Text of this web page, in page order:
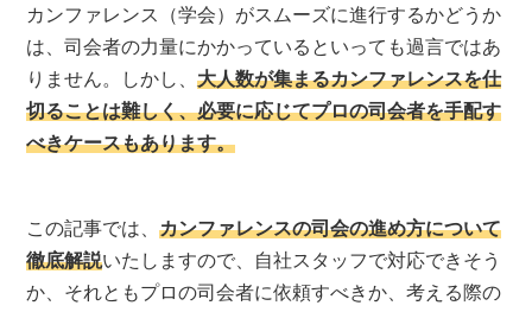
カンファレンス（学会）がスムーズに進行するかどうか
は、司会者の力量にかかっているといっても過言ではあ
りません。しかし、大人数が集まるカンファレンスを仕
切ることは難しく、必要に応じてプロの司会者を手配す
べきケースもあります。
この記事では、カンファレンスの司会の進め方について
徹底解説いたしますので、自社スタッフで対応できそう
か、それともプロの司会者に依頼すべきか、考える際の